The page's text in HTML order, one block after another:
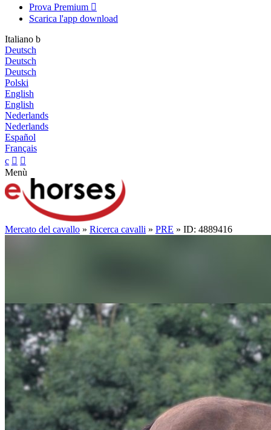
Prova Premium 
Scarica l'app download
Italiano b
Deutsch
Deutsch
Deutsch
Polski
English
English
Nederlands
Nederlands
Español
Français
c  
Menù
Mercato del cavallo » Ricerca cavalli » PRE » ID: 4889416